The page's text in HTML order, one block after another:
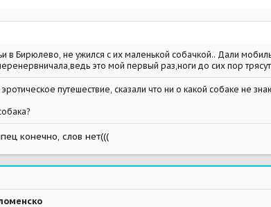
в Бирюлево, не ужился с их маленькой собачкой.. Дали
это мой первый раз,ноги до сих пор
путешествие, сказали что ни о какой собаке не
конечно, слов нет(((